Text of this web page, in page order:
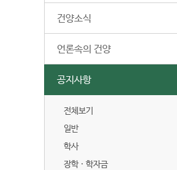
건양소식
언론속의 건양
공지사항
전체보기
일반
학사
장학 · 학자금
로